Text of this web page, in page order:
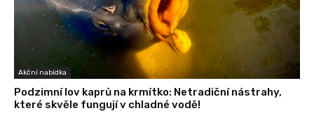
Akční nabídka
Podzimní lov kaprů na krmítko: Netradiční nástrahy,
které skvěle fungují v chladné vodě!